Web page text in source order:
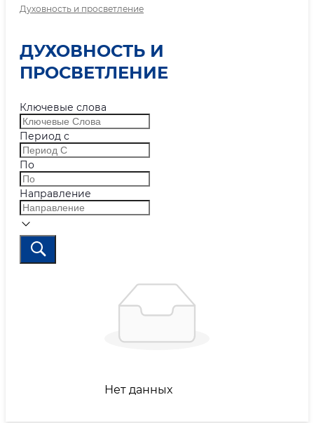
Духовность и просветление
ДУХОВНОСТЬ И
ПРОСВЕТЛЕНИЕ
Ключевые слова
Период с
По
Направление
Нет данных